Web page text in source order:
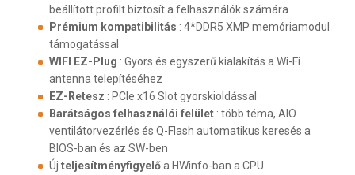
beállított profilt biztosít a felhasználók számára
Prémium kompatibilitás : 4*DDR5 XMP memóriamodul
támogatással
WIFI EZ-Plug : Gyors és egyszerű kialakítás a Wi-Fi
antenna telepítéséhez
EZ-Retesz : PCIe x16 Slot gyorskioldással
Barátságos felhasználói felület : több téma, AIO
ventilátorvezérlés és Q-Flash automatikus keresés a
BIOS-ban és az SW-ben
Új teljesítményfigyelő a HWinfo-ban a CPU